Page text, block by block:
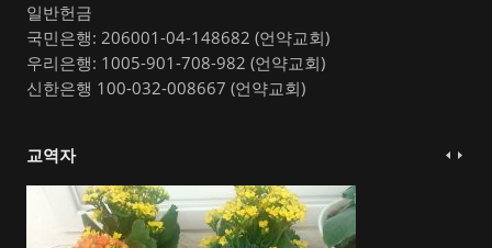
일반헌금
국민은행: 206001-04-148682 (언약교회)
우리은행: 1005-901-708-982 (언약교회)
신한은행 100-032-008667 (언약교회)
교역자